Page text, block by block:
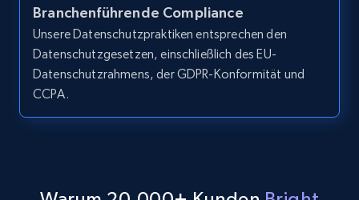
LinkedIn posts - Discover user's articles by
URL
URL, ID, User id, Use url, Title, Headline, Post
text, Date posted, and more.
Branchenführende Compliance
Unsere Datenschutzpraktiken entsprechen den
Datenschutzgesetzen, einschließlich des EU-
Datenschutzrahmens, der GDPR-Konformität und
CCPA.